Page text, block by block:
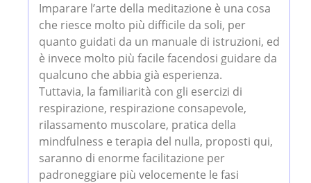
Imparare l’arte della meditazione è una cosa
che riesce molto più difficile da soli, per
quanto guidati da un manuale di istruzioni, ed
è invece molto più facile facendosi guidare da
qualcuno che abbia già esperienza.
Tuttavia, la familiarità con gli esercizi di
respirazione, respirazione consapevole,
rilassamento muscolare, pratica della
mindfulness e terapia del nulla, proposti qui,
saranno di enorme facilitazione per
padroneggiare più velocemente le fasi